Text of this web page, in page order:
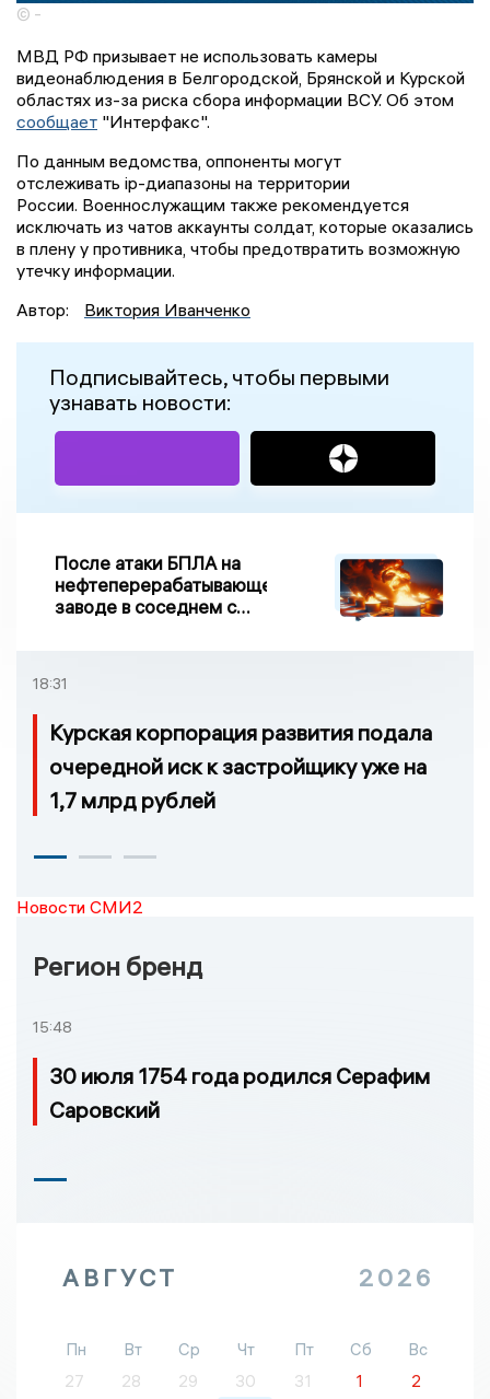
© -
МВД РФ призывает не использовать камеры
видеонаблюдения в Белгородской, Брянской и Курской
областях из-за риска сбора информации ВСУ. Об этом
сообщает "Интерфакс".
По данным ведомства, оппоненты могут
отслеживать ip-диапазоны на территории
России. Военнослужащим также рекомендуется
исключать из чатов аккаунты солдат, которые оказались
в плену у противника, чтобы предотвратить возможную
утечку информации.
Автор:
Виктория Иванченко
Подписывайтесь, чтобы первыми
узнавать новости:
После атаки БПЛА на
нефтеперерабатывающем
заводе в соседнем с
возгорание
18:31
Курская корпорация развития подала
очередной иск к застройщику уже на
1,7 млрд рублей
Новости СМИ2
Регион бренд
15:48
30 июля 1754 года родился Серафим
Саровский
АВГУСТ 2026
Пн Вт Ср Чт Пт Сб
Вс
27
28 29 30 31 1
2